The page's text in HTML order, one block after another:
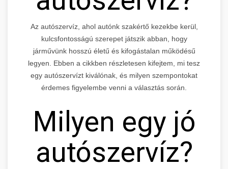
Az autószervíz, ahol autónk szakértő kezekbe kerül,
kulcsfontosságú szerepet játszik abban, hogy
járművünk hosszú életű és kifogástalan működésű
legyen. Ebben a cikkben részletesen kifejtem, mi tesz
egy autószervízt kiválónak, és milyen szempontokat
érdemes figyelembe venni a választás során.
Milyen egy jó
autószervíz?